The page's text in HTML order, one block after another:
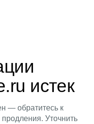
истек
— обратитесь к
Уточнить